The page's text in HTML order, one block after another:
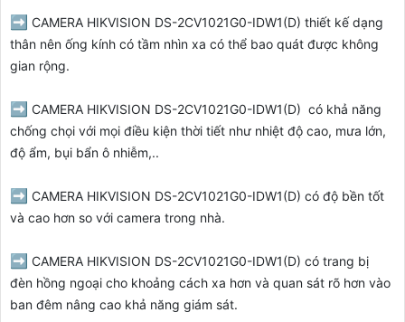
➡️ CAMERA HIKVISION DS-2CV1021G0-IDW1(D) thiết kế dạng
thân nên ống kính có tầm nhìn xa có thể bao quát được không
gian rộng.
➡️ CAMERA HIKVISION DS-2CV1021G0-IDW1(D) có khả năng
chống chọi với mọi điều kiện thời tiết như nhiệt độ cao, mưa lớn,
độ ẩm, bụi bẩn ô nhiễm,..
➡️ CAMERA HIKVISION DS-2CV1021G0-IDW1(D) có độ bền tốt
và cao hơn so với camera trong nhà.
➡️ CAMERA HIKVISION DS-2CV1021G0-IDW1(D) có trang bị
đèn hồng ngoại cho khoảng cách xa hơn và quan sát rõ hơn vào
ban đêm nâng cao khả năng giám sát.